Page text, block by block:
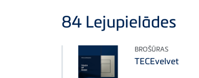
84 Lejupielādes
BROŠŪRAS
TECEvelvet